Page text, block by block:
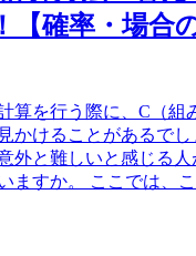
【確率・場合
算を行う際に、C（組
かけることがあるで
外と難しいと感じる
ますか。 ここでは、